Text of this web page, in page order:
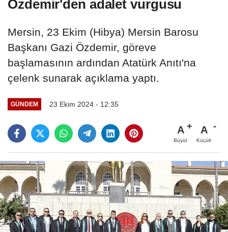
Özdemir'den adalet vurgusu
Mersin, 23 Ekim (Hibya) Mersin Barosu
Başkanı Gazi Özdemir, göreve
başlamasının ardından Atatürk Anıtı'na
çelenk sunarak açıklama yaptı.
GÜNDEM 23 Ekim 2024 - 12:35
A
Büyüt
A
Küçült